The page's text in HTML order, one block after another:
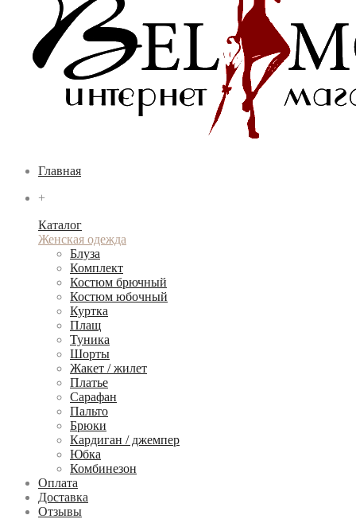
Главная
+
Каталог
Женская одежда
Блуза
Комплект
Костюм брючный
Костюм юбочный
Куртка
Плащ
Туника
Шорты
Жакет / жилет
Платье
Сарафан
Пальто
Брюки
Кардиган / джемпер
Юбка
Комбинезон
Оплата
Доставка
Отзывы